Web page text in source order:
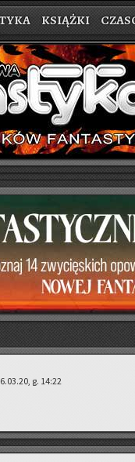
KSIĄŻKI
g. 14:22